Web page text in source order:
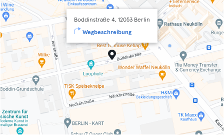
Boddinstraße 4, 12053 Berlin
Wegbeschreibung